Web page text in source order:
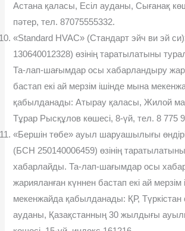
Астана қаласы, Есіл ауданы, Сығанақ
пəтер, тел. 87075555332.
«Standard HVAC» (Стандарт эйч ви эй
130640012328) өзінің таратылатыны
Та-лап-шағымдар осы хабарландыру
бастап екі ай мерзім ішінде мына
қабылданады: Атырау қаласы, Жилой
Тұрар Рысқұлов көшесі, 8-үй, тел. 8 775
«Бершін төбе» ауыл шаруашылығы
(БСН 250140006459) өзінің
хабарлайды. Та-лап-шағымдар осы
жарияланған күннен бастап екі ай
мекенжайда қабылданады: ҚР,
ауданы, Қазақстанның 30 жылдығы